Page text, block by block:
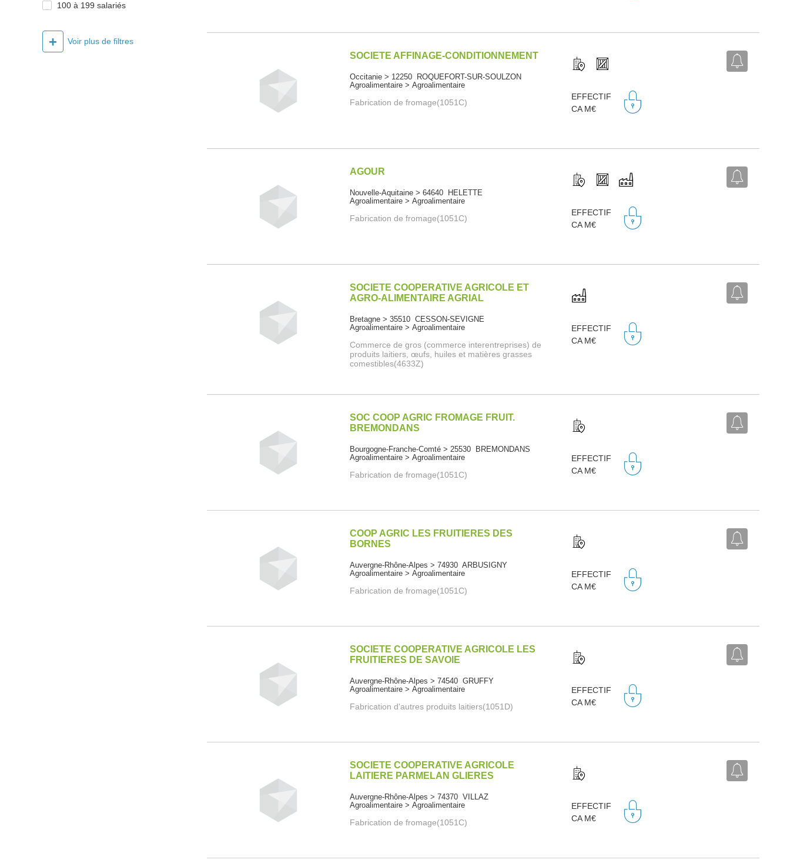
100 à 199 salariés
+ Voir plus de filtres
SOCIETE AFFINAGE-CONDITIONNEMENT
Occitanie > 12250 ROQUEFORT-SUR-SOULZON
Agroalimentaire > Agroalimentaire
Fabrication de fromage(1051C)
EFFECTIF
CA M€
AGOUR
Nouvelle-Aquitaine > 64640 HELETTE
Agroalimentaire > Agroalimentaire
Fabrication de fromage(1051C)
EFFECTIF
CA M€
SOCIETE COOPERATIVE AGRICOLE ET
AGRO-ALIMENTAIRE AGRIAL
Bretagne > 35510 CESSON-SEVIGNE
Agroalimentaire > Agroalimentaire
Commerce de gros (commerce interentreprises) de
produits laitiers, œufs, huiles et matières grasses
comestibles(4633Z)
EFFECTIF
CA M€
SOC COOP AGRIC FROMAGE FRUIT.
BREMONDANS
Bourgogne-Franche-Comté > 25530 BREMONDANS
Agroalimentaire > Agroalimentaire
Fabrication de fromage(1051C)
EFFECTIF
CA M€
COOP AGRIC LES FRUITIERES DES
BORNES
Auvergne-Rhône-Alpes > 74930 ARBUSIGNY
Agroalimentaire > Agroalimentaire
Fabrication de fromage(1051C)
EFFECTIF
CA M€
SOCIETE COOPERATIVE AGRICOLE LES
FRUITIERES DE SAVOIE
Auvergne-Rhône-Alpes > 74540 GRUFFY
Agroalimentaire > Agroalimentaire
Fabrication d'autres produits laitiers(1051D)
EFFECTIF
CA M€
SOCIETE COOPERATIVE AGRICOLE
LAITIERE PARMELAN GLIERES
Auvergne-Rhône-Alpes > 74370 VILLAZ
Agroalimentaire > Agroalimentaire
Fabrication de fromage(1051C)
EFFECTIF
CA M€